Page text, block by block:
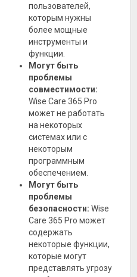
пользователей,
которым нужны
более мощные
инструменты и
функции.
Могут быть
проблемы
совместимости:
Wise Care 365 Pro
может не работать
на некоторых
системах или с
некоторым
программным
обеспечением.
Могут быть
проблемы
безопасности: Wise
Care 365 Pro может
содержать
некоторые функции,
которые могут
представлять угрозу